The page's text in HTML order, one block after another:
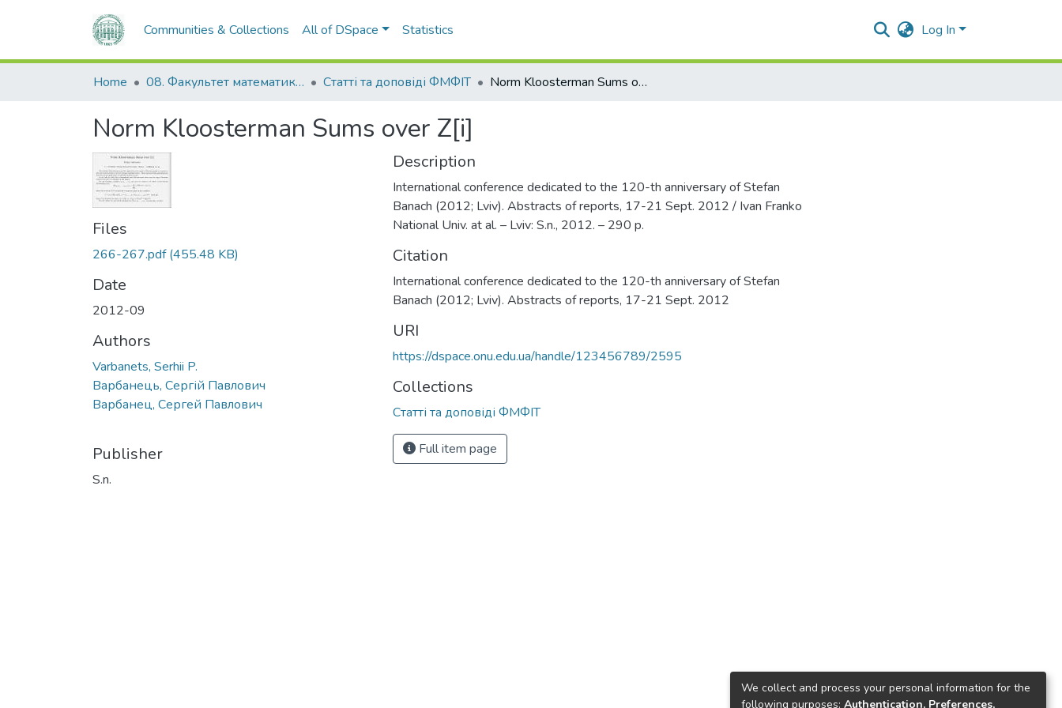
Communities & Collections All of DSpace Statistics Log In
Home 08. Факультет математики, фізики та інформаційних технологій Статті та доповіді ФМФІТ Norm Kloosterman Sums over Z[i]
Norm Kloosterman Sums over Z[i]
Files
266-267.pdf(455.48 KB)
Date
2012-09
Authors
Varbanets, Serhii P.
Варбанець, Сергій Павлович
Варбанец, Сергей Павлович
Publisher
S.n.
Description
International conference dedicated to the 120-th anniversary of Stefan
Banach (2012; Lviv). Abstracts of reports, 17-21 Sept. 2012 / Ivan Franko
National Univ. at al. – Lviv: S.n., 2012. – 290 p.
Citation
International conference dedicated to the 120-th anniversary of Stefan
Banach (2012; Lviv). Abstracts of reports, 17-21 Sept. 2012
URI
https://dspace.onu.edu.ua/handle/123456789/2595
Collections
Статті та доповіді ФМФІТ
Full item page
We collect and process your personal information for the
following purposes: Authentication, Preferences,